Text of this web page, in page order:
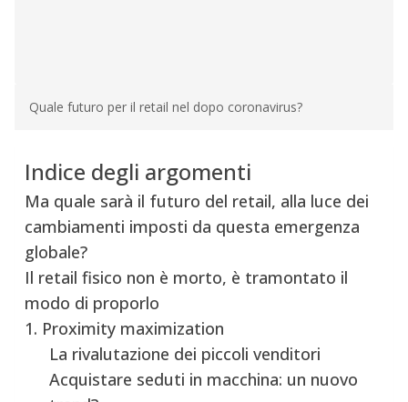
Quale futuro per il retail nel dopo coronavirus?
Indice degli argomenti
Ma quale sarà il futuro del retail, alla luce dei
cambiamenti imposti da questa emergenza
globale?
Il retail fisico non è morto, è tramontato il
modo di proporlo
1. Proximity maximization
La rivalutazione dei piccoli venditori
Acquistare seduti in macchina: un nuovo